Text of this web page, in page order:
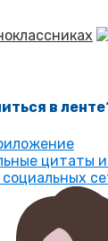
в ленте
цитаты